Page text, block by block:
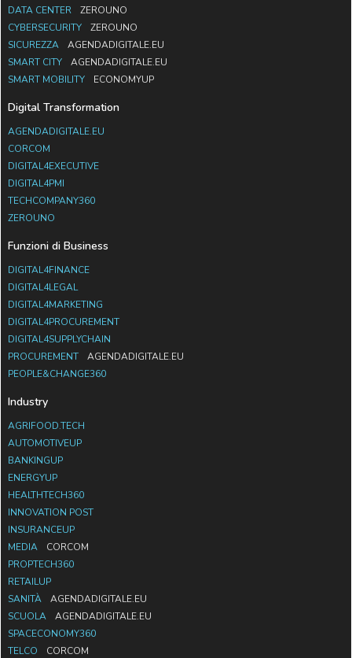
DATA CENTER
ZEROUNO
CYBERSECURITY
ZEROUNO
SICUREZZA
AGENDADIGITALE.EU
SMART CITY
AGENDADIGITALE.EU
SMART MOBILITY
ECONOMYUP
Digital Transformation
AGENDADIGITALE.EU
CORCOM
DIGITAL4EXECUTIVE
DIGITAL4PMI
TECHCOMPANY360
ZEROUNO
Funzioni di Business
DIGITAL4FINANCE
DIGITAL4LEGAL
DIGITAL4MARKETING
DIGITAL4PROCUREMENT
DIGITAL4SUPPLYCHAIN
PROCUREMENT
AGENDADIGITALE.EU
PEOPLE&CHANGE360
Industry
AGRIFOOD.TECH
AUTOMOTIVEUP
BANKINGUP
ENERGYUP
HEALTHTECH360
INNOVATION POST
INSURANCEUP
MEDIA
CORCOM
PROPTECH360
RETAILUP
SANITÀ
AGENDADIGITALE.EU
SCUOLA
AGENDADIGITALE.EU
SPACECONOMY360
TELCO
CORCOM